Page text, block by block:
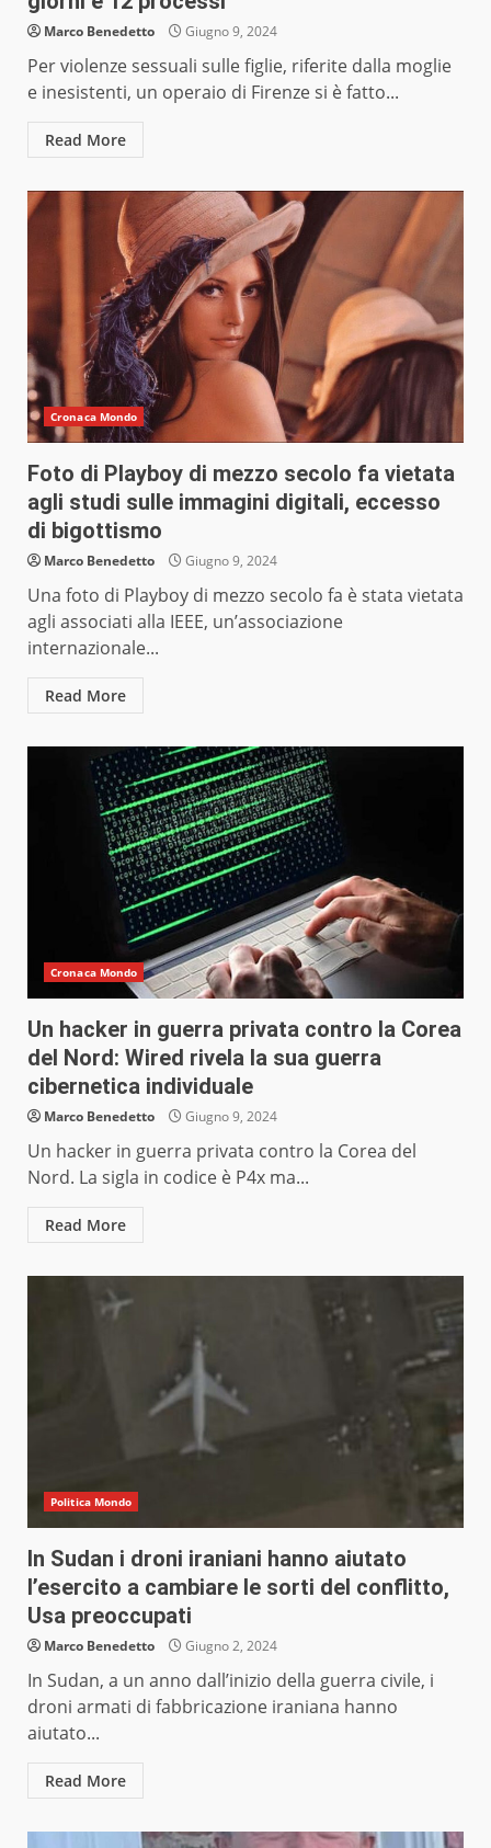
Marco Benedetto Giugno 9, 2024
Per violenze sessuali sulle figlie, riferite dalla moglie
e inesistenti, un operaio di Firenze si è fatto...
Read More
Cronaca Mondo
Foto di Playboy di mezzo secolo fa vietata
agli studi sulle immagini digitali, eccesso
di bigottismo
Marco Benedetto Giugno 9, 2024
Una foto di Playboy di mezzo secolo fa è stata vietata
agli associati alla IEEE, un’associazione
internazionale...
Read More
Cronaca Mondo
Un hacker in guerra privata contro la Corea
del Nord: Wired rivela la sua guerra
cibernetica individuale
Marco Benedetto Giugno 9, 2024
Un hacker in guerra privata contro la Corea del
Nord. La sigla in codice è P4x ma...
Read More
Politica Mondo
In Sudan i droni iraniani hanno aiutato
l’esercito a cambiare le sorti del conflitto,
Usa preoccupati
Marco Benedetto Giugno 2, 2024
In Sudan, a un anno dall’inizio della guerra civile, i
droni armati di fabbricazione iraniana hanno
aiutato...
Read More